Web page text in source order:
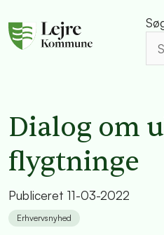
Dialog om
flygtninge
Publiceret 11-03-2022
Erhvervsnyhed